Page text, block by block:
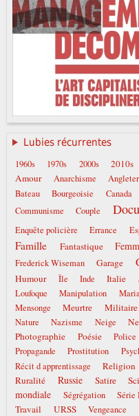
Lubies récurrentes
1960s 1970s 2000s 2010s
Amour Anarchisme
Bateau
Bourgeoisie Canada
Communisme Couple
Enquête policière Errance
Famille Fantastique
Frederick Wiseman Garage
Humour Île Inde Italie
Loufoque
Manipulation
Mensonge Meurtre Militaire
Nature
Nazisme Neige
Photographie Poésie Police
Propagande
Prostitution
Récit d apprentissage
Religion
Ruralité Russie Satire
mondiale
Ségrégation Série
Travail URSS Vengeance